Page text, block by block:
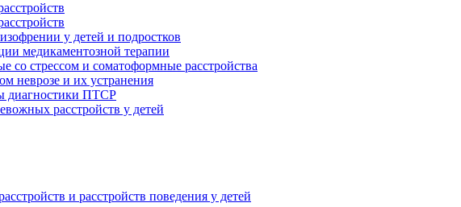
виды
у детей и подростков
медикаментозной терапии
со стрессом и соматоформные расстройства
неврозе и их устранения
диагностики ПТСР
расстройств у детей
и расстройств поведения у детей